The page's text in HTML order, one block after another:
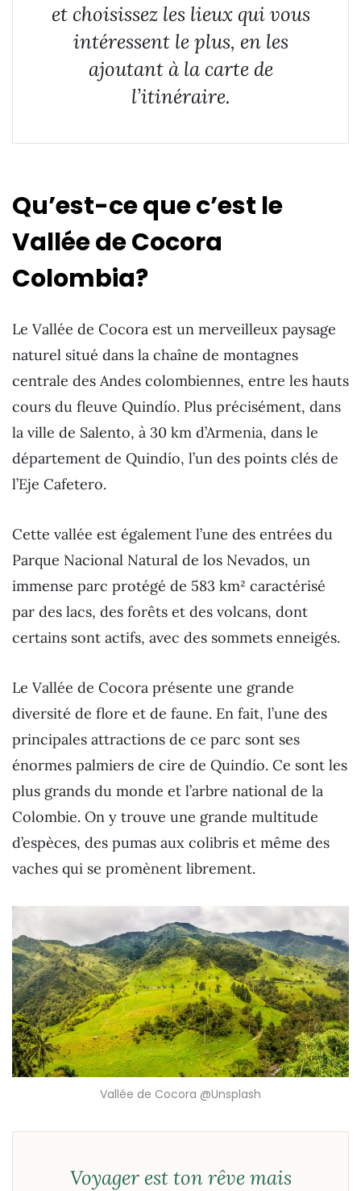
et choisissez les lieux qui vous
intéressent le plus, en les
ajoutant à la carte de
l’itinéraire.
Qu’est-ce que c’est le
Vallée de Cocora
Colombia?
Le Vallée de Cocora est un merveilleux paysage
naturel situé dans la chaîne de montagnes
centrale des Andes colombiennes, entre les hauts
cours du fleuve Quindío. Plus précisément, dans
la ville de Salento, à 30 km d’Armenia, dans le
département de Quindío, l’un des points clés de
l’Eje Cafetero.
Cette vallée est également l’une des entrées du
Parque Nacional Natural de los Nevados, un
immense parc protégé de 583 km² caractérisé
par des lacs, des forêts et des volcans, dont
certains sont actifs, avec des sommets enneigés.
Le Vallée de Cocora présente une grande
diversité de flore et de faune. En fait, l’une des
principales attractions de ce parc sont ses
énormes palmiers de cire de Quindío. Ce sont les
plus grands du monde et l’arbre national de la
Colombie. On y trouve une grande multitude
d’espèces, des pumas aux colibris et même des
vaches qui se promènent librement.
Vallée de Cocora @Unsplash
Voyager est ton rêve mais